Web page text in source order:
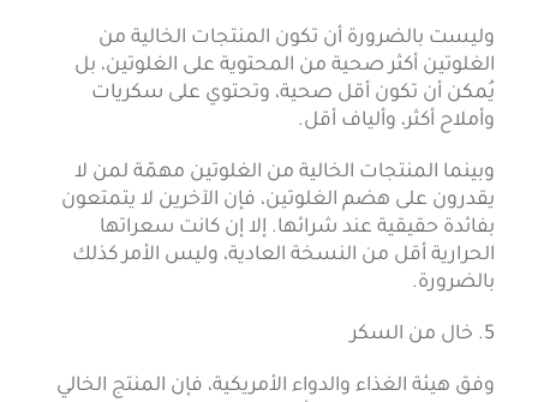
وليست بالضرورة أن تكون المنتجات الخالية من
الغلوتين أكثر صحية من المحتوية على الغلوتين، بل
يُمكن أن تكون أقل صحية، وتحتوي على سكريات
وأملاح أكثر، وألياف أقل.
وبينما المنتجات الخالية من الغلوتين مهمّة لمن لا
يقدرون على هضم الغلوتين، فإن الآخرين لا يتمتعون
بفائدة حقيقية عند شرائها. إلا إن كانت سعراتها
الحرارية أقل من النسخة العادية، وليس الأمر كذلك
بالضرورة.
5. خال من السكر
وفق هيئة الغذاء والدواء الأمريكية، فإن المنتج الخالي